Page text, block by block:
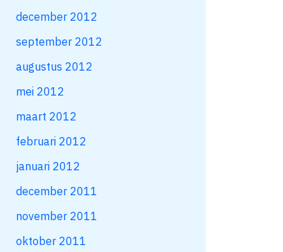
december 2012
september 2012
augustus 2012
mei 2012
maart 2012
februari 2012
januari 2012
december 2011
november 2011
oktober 2011